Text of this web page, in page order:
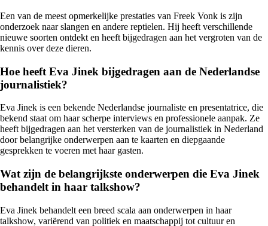
Een van de meest opmerkelijke prestaties van Freek Vonk is zijn
onderzoek naar slangen en andere reptielen. Hij heeft verschillende
nieuwe soorten ontdekt en heeft bijgedragen aan het vergroten van de
kennis over deze dieren.
Hoe heeft Eva Jinek bijgedragen aan de Nederlandse
journalistiek?
Eva Jinek is een bekende Nederlandse journaliste en presentatrice, die
bekend staat om haar scherpe interviews en professionele aanpak. Ze
heeft bijgedragen aan het versterken van de journalistiek in Nederland
door belangrijke onderwerpen aan te kaarten en diepgaande
gesprekken te voeren met haar gasten.
Wat zijn de belangrijkste onderwerpen die Eva Jinek
behandelt in haar talkshow?
Eva Jinek behandelt een breed scala aan onderwerpen in haar
talkshow, variërend van politiek en maatschappij tot cultuur en